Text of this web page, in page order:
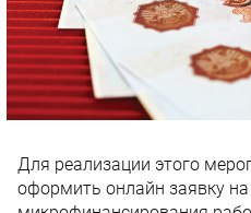
Для реализации этого
оформить онлайн заявку